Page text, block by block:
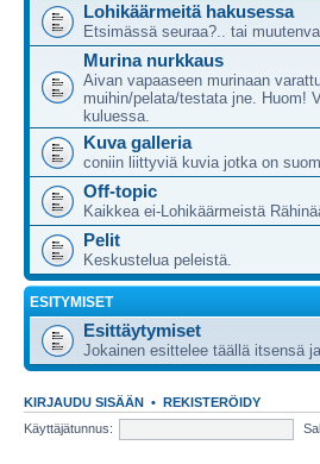
Lohikäärmeitä hakusessa
Etsimässä seuraa?.. tai
Murina nurkkaus
Aivan vapaaseen murinaan
muihin/pelata/testata jne. Huom!
kuluessa.
Kuva galleria
coniin liittyviä kuvia jotka on
Off-topic
Kaikkea ei-Lohikäärmeistä
Pelit
Keskustelua peleistä.
ESITYMISET
Esittäytymiset
Jokainen esittelee täällä itsensä
KIRJAUDU SISÄÄN • REKISTERÖIDY
Käyttäjätunnus: